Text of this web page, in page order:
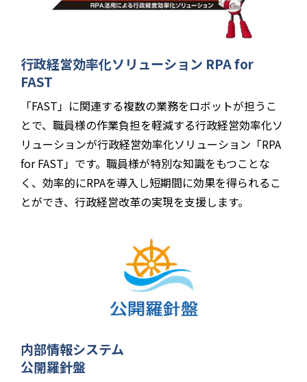
行政経営効率化ソリューション RPA for
FAST
「FAST」に関連する複数の業務をロボットが担うこ
とで、職員様の作業負担を軽減する行政経営効率化ソ
リューションが行政経営効率化ソリューション「RPA
for FAST」です。職員様が特別な知識をもつことな
く、効率的にRPAを導入し短期間に効果を得られるこ
とができ、行政経営改革の実現を支援します。
内部情報システム
公開羅針盤